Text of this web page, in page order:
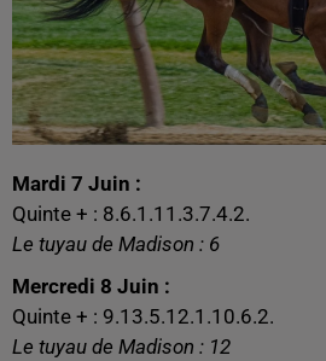
Mardi 7 Juin :
Quinte + : 8.6.1.11.3.7.4.2.
Le tuyau de Madison : 6
Mercredi 8 Juin :
Quinte + : 9.13.5.12.1.10.6.2.
Le tuyau de Madison : 12